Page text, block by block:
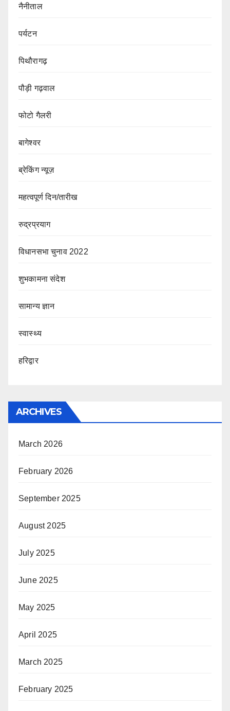
नैनीताल
पर्यटन
पिथौरागढ़
पौड़ी गढ़वाल
फोटो गैलरी
बागेश्वर
ब्रेकिंग न्यूज़
महत्वपूर्ण दिन/तारीख
रुद्रप्रयाग
विधानसभा चुनाव 2022
शुभकामना संदेश
सामान्य ज्ञान
स्वास्थ्य
हरिद्वार
ARCHIVES
March 2026
February 2026
September 2025
August 2025
July 2025
June 2025
May 2025
April 2025
March 2025
February 2025